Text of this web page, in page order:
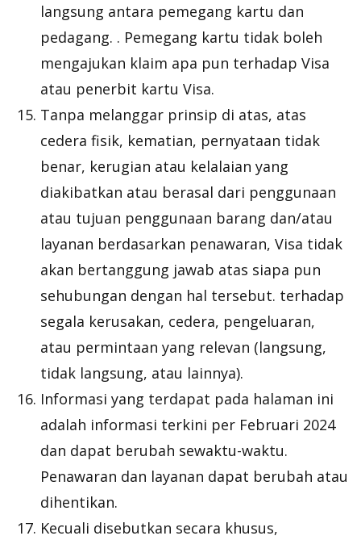
langsung antara pemegang kartu dan
pedagang. . Pemegang kartu tidak boleh
mengajukan klaim apa pun terhadap Visa
atau penerbit kartu Visa.
Tanpa melanggar prinsip di atas, atas
cedera fisik, kematian, pernyataan tidak
benar, kerugian atau kelalaian yang
diakibatkan atau berasal dari penggunaan
atau tujuan penggunaan barang dan/atau
layanan berdasarkan penawaran, Visa tidak
akan bertanggung jawab atas siapa pun
sehubungan dengan hal tersebut. terhadap
segala kerusakan, cedera, pengeluaran,
atau permintaan yang relevan (langsung,
tidak langsung, atau lainnya).
Informasi yang terdapat pada halaman ini
adalah informasi terkini per Februari 2024
dan dapat berubah sewaktu-waktu.
Penawaran dan layanan dapat berubah atau
dihentikan.
Kecuali disebutkan secara khusus,